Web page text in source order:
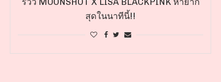
สุดในนาทีนี้!!